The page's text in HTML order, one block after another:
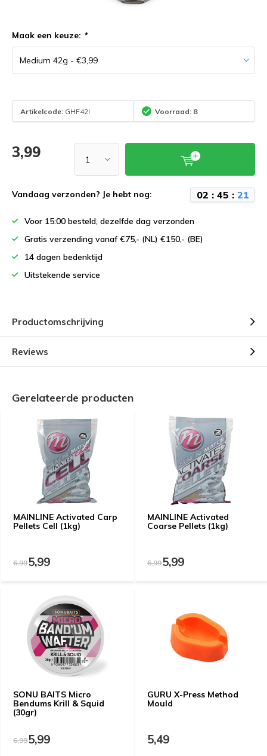
Maak een keuze: *
Artikelcode: GHF42I Voorraad: 8
3,99
Vandaag verzonden? Je hebt nog: 02 : 45 : 21
Voor 15:00 besteld, dezelfde dag verzonden
Gratis verzending vanaf €75,- (NL) €150,- (BE)
14 dagen bedenktijd
Uitstekende service
Productomschrijving
Reviews
Gerelateerde producten
MAINLINE Activated Carp
Pellets Cell (1kg)
6,995,99
MAINLINE Activated
Coarse Pellets (1kg)
6,995,99
SONU BAITS Micro
Bendums Krill & Squid
(30gr)
6,995,99
GURU X-Press Method
Mould
5,49